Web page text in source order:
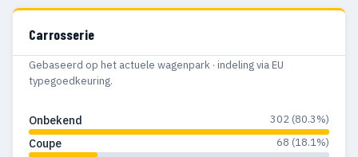
Carrosserie
Gebaseerd op het actuele wagenpark · indeling via EU
typegoedkeuring.
Onbekend 302 (80.3%)
Coupe 68 (18.1%)